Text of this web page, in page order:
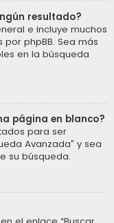
resultado?
e incluye muchos
phpBB. Sea más
en la búsqueda
página en blanco?
para ser
Avanzada” y sea
su búsqueda.